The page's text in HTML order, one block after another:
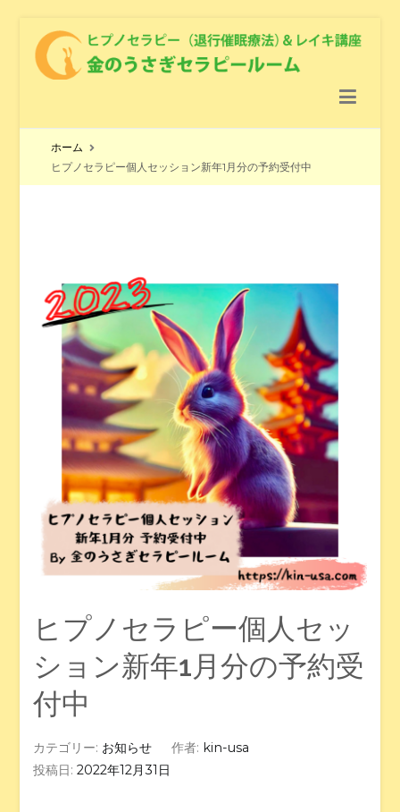
ヒプノセラピー（退行催眠療法） ＆レイキ講座 ＆ クリスタル
ホーム
ヒプノセラピー個人セッション新年1月分の予約受付中
ヒプノセラピー個人セッ
ション新年1月分の予約受
付中
カテゴリー: お知らせ 作者: kin-usa
投稿日:2022年12月31日